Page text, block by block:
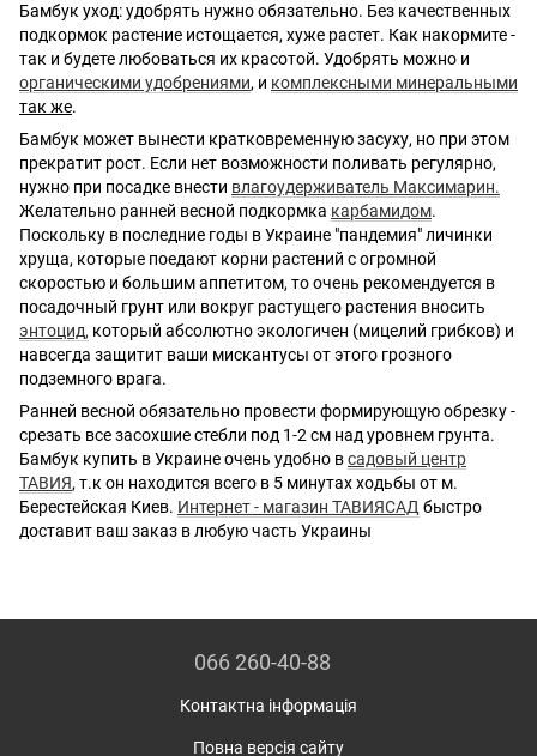
Бамбук уход: удобрять нужно обязательно. Без качественных
подкормок растение истощается, хуже растет. Как накормите -
так и будете любоваться их красотой. Удобрять можно и
органическими удобрениями, и комплексными минеральными
так же.
Бамбук может вынести кратковременную засуху, но при этом
прекратит рост. Если нет возможности поливать регулярно,
нужно при посадке внести влагоудерживатель Максимарин.
Желательно ранней весной подкормка карбамидом.
Поскольку в последние годы в Украине "пандемия" личинки
хруща, которые поедают корни растений с огромной
скоростью и большим аппетитом, то очень рекомендуется в
посадочный грунт или вокруг растущего растения вносить
энтоцид, который абсолютно экологичен (мицелий грибков) и
навсегда защитит ваши мискантусы от этого грозного
подземного врага.
Ранней весной обязательно провести формирующую обрезку -
срезать все засохшие стебли под 1-2 см над уровнем грунта.
Бамбук купить в Украине очень удобно всадовый центр
ТАВИЯ, т.к он находится всего в 5 минутах ходьбы от м.
Берестейская Киев. Интернет - магазин ТАВИЯСАД быстро
доставит ваш заказ в любую часть Украины
066 260-40-88
Контактна інформація
Повна версія сайту